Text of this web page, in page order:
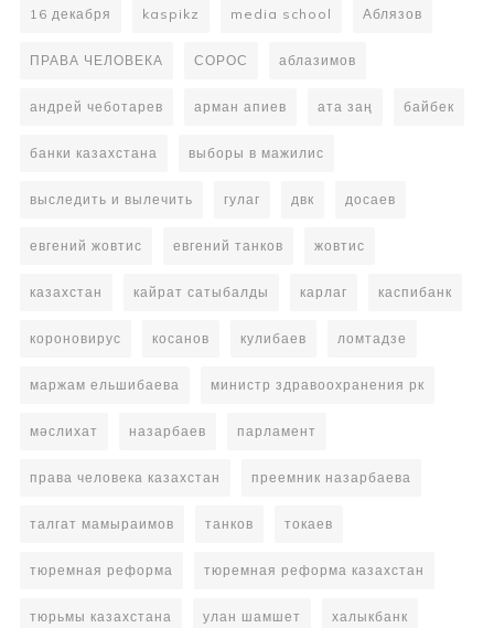
16 декабря kaspikz media school Аблязов
ПРАВА ЧЕЛОВЕКА СОРОС аблазимов
андрей чеботарев арман апиев ата заң байбек
банки казахстана выборы в мажилис
выследить и вылечить гулаг двк досаев
евгений жовтис евгений танков жовтис
казахстан кайрат сатыбалды карлаг каспибанк
короновирус косанов кулибаев ломтадзе
маржам ельшибаева министр здравоохранения рк
мәслихат назарбаев парламент
права человека казахстан преемник назарбаева
талгат мамыраимов танков токаев
тюремная реформа тюремная реформа казахстан
тюрьмы казахстана улан шамшет халыкбанк